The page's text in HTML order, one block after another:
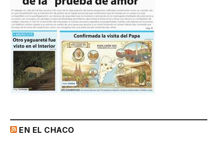
EN EL CHACO